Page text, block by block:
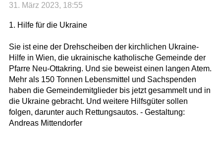
31. März 2023, 18:55
1. Hilfe für die Ukraine
Sie ist eine der Drehscheiben der kirchlichen Ukraine-
Hilfe in Wien, die ukrainische katholische Gemeinde der
Pfarre Neu-Ottakring. Und sie beweist einen langen Atem.
Mehr als 150 Tonnen Lebensmittel und Sachspenden
haben die Gemeindemitglieder bis jetzt gesammelt und in
die Ukraine gebracht. Und weitere Hilfsgüter sollen
folgen, darunter auch Rettungsautos. - Gestaltung:
Andreas Mittendorfer